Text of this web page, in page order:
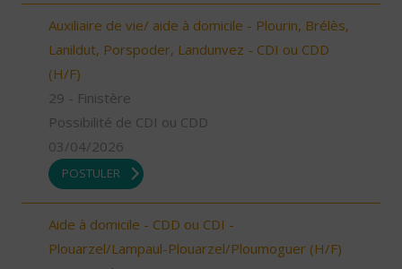
Auxiliaire de vie/ aide à domicile - Plourin, Brélès,
Lanildut, Porspoder, Landunvez - CDI ou CDD
(H/F)
29 - Finistère
Possibilité de CDI ou CDD
03/04/2026
POSTULER
Aide à domicile - CDD ou CDI -
Plouarzel/Lampaul-Plouarzel/Ploumoguer (H/F)